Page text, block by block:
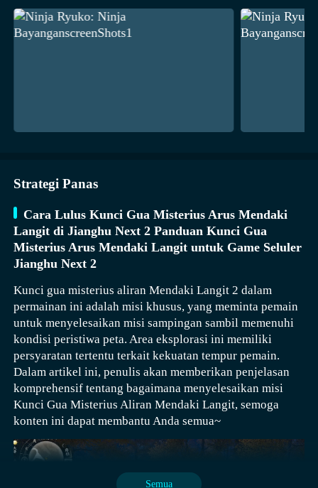
Strategi Panas
Cara Lulus Kunci Gua Misterius Arus Mendaki
Langit di Jianghu Next 2 Panduan Kunci Gua
Misterius Arus Mendaki Langit untuk Game Seluler
Jianghu Next 2
Kunci gua misterius aliran Mendaki Langit 2 dalam
permainan ini adalah misi khusus, yang meminta pemain
untuk menyelesaikan misi sampingan sambil memenuhi
kondisi peristiwa peta. Area eksplorasi ini memiliki
persyaratan tertentu terkait kekuatan tempur pemain.
Dalam artikel ini, penulis akan memberikan penjelasan
komprehensif tentang bagaimana menyelesaikan misi
Kunci Gua Misterius Aliran Mendaki Langit, semoga
konten ini dapat membantu Anda semua~
Semua